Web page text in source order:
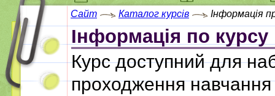
Сайт Каталог курсів Інформація
Інформація по курсу
Курс доступний для
проходження